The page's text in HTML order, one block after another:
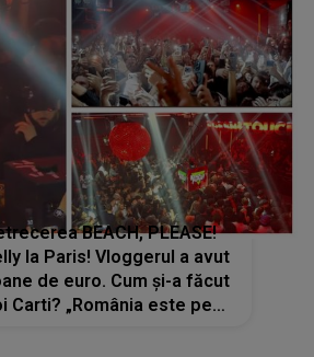
BEACH, PLEASE!
la Paris! Vloggerul a avut
de euro. Cum și-a făcut
Carti? „România este pe